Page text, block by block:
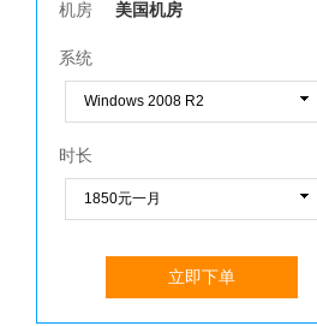
机房 美国机房
系统
时长
立即下单